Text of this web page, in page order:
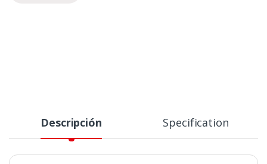
Descripción Specification